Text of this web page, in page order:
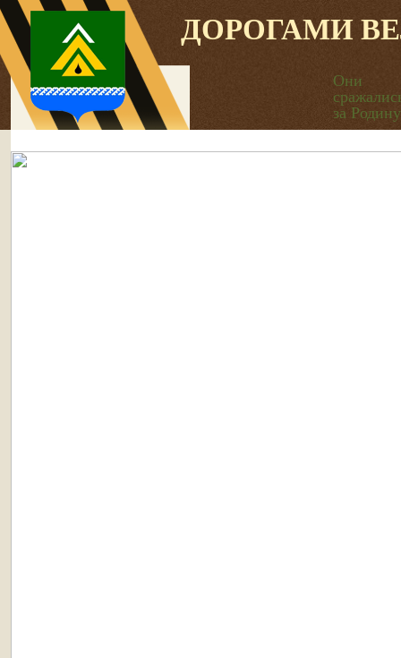
ДОРОГАМИ
Они
за Родину